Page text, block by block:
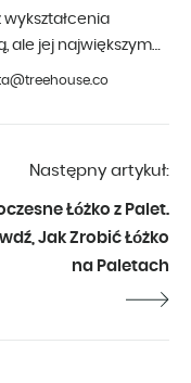
wykształcenia
ale jej największym
i aranżacja
roku.
Następny artykuł:
Łóżko z Palet.
Jak Zrobić Łóżko
na Paletach